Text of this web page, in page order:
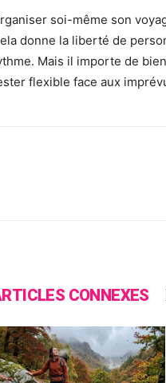
soi-même son
donne la liberté de
Mais il importe de
flexible face aux
CONNEXES